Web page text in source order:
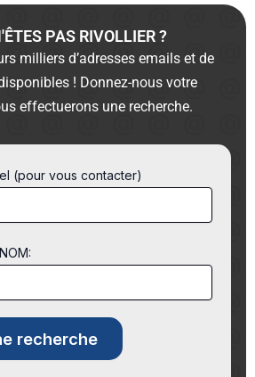
PAS RIVOLLIER ?
milliers d’adresses emails et de
! Donnez-nous votre
effectuerons une recherche.
(pour vous contacter)